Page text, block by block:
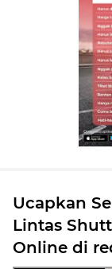
Ucapkan
Lintas
Online di